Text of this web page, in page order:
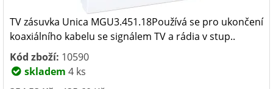
TV zásuvka Unica MGU3.451.18Používá se pro ukončení
koaxiálního kabelu se signálem TV a rádia v stup..
Kód zboží: 10590
skladem 4 ks